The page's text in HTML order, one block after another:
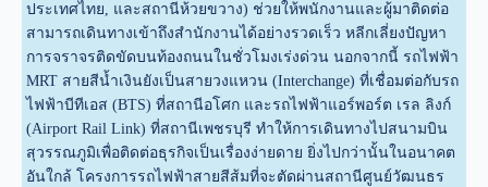
ประเทศไทย, และสถานีห้วยขวาง) ช่วยให้พนักงานและผู้มาติดต่อ
สามารถเดินทางเข้าถึงสำนักงานได้อย่างรวดเร็ว หลีกเลี่ยงปัญหา
การจราจรติดขัดบนท้องถนนในชั่วโมงเร่งด่วน นอกจากนี้ รถไฟฟ้า
MRT สายสีน้ำเงินยังเป็นสายวงแหวน (Interchange) ที่เชื่อมต่อกับรถ
ไฟฟ้าบีทีเอส (BTS) ที่สถานีอโศก และรถไฟฟ้าแอร์พอร์ต เรล ลิงก์
(Airport Rail Link) ที่สถานีเพชรบุรี ทำให้การเดินทางไปสนามบิน
สุวรรณภูมิเพื่อติดต่อธุรกิจเป็นเรื่องง่ายดาย ยิ่งไปกว่านั้นในอนาคต
อันใกล้ โครงการรถไฟฟ้าสายสีส้มที่จะตัดผ่านสถานีศูนย์วัฒนธร